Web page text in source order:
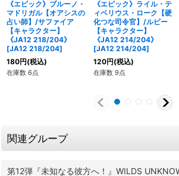
《エピック》ブルーノ・
マドリガル【オアシスの
占い師】/サファイア
【キャラクター】
《JA12 218/204》
[JA12 218/204]
180円(税込)
在庫数 6点
《エピック》ライル・テ
ィベリウス・ローク【硬
化つな司令官】/ルビー
【キャラクター】
《JA12 214/204》
[JA12 214/204]
120円(税込)
在庫数 9点
関連グループ
第12弾『未知なる彼方へ！』WILDS